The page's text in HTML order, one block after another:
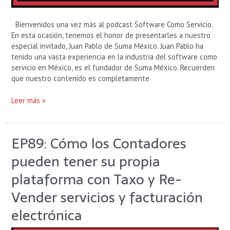
Bienvenidos una vez más al podcast Software Como Servicio.
En esta ocasión, tenemos el honor de presentarles a nuestro
especial invitado, Juan Pablo de Suma México. Juan Pablo ha
tenido una vasta experiencia en la industria del software como
servicio en México, es el fundador de Suma México. Recuerden
que nuestro contenido es completamente
Leer más »
EP89: Cómo los Contadores
pueden tener su propia
plataforma con Taxo y Re-
Vender servicios y facturación
electrónica
EP89:
Cómo
los
Contadores
pueden
tener
su
propia
plataforma